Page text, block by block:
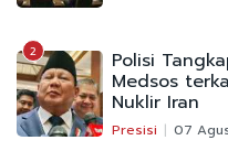
2 Polisi
Medsos
Nuklir Iran
Presisi 07